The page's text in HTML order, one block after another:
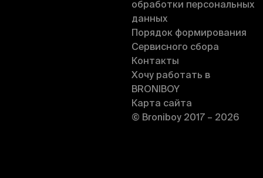
обработки персональных
данных
Порядок формирования
Сервисного сбора
Контакты
Хочу работать в
BRONIBOY
Карта сайта
© Broniboy 2017 – 2026